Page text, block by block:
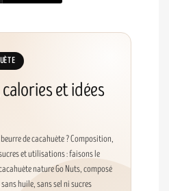
et idées
de cacahuète ? Composition,
et utilisations : faisons le
nature Go Nuts, composé
huile, sans sel ni sucres